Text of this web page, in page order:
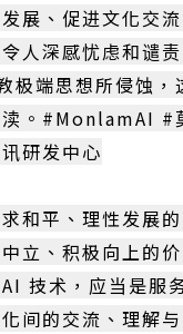
展、促进文化交
人深感忧虑和谴
极端思想所侵蚀，
。#MonlamAI #
研发中心
和平、理性发展
立、积极向上的
技术，应当是服
间的交流、理解